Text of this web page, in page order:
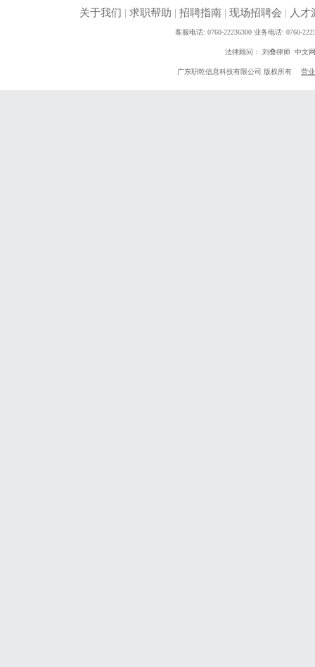
关于我们 | 求职帮助 | 招聘指南| 现场招聘会 | 人才
客服电话: 0760-22236300 业务电话: 0760-
法律顾问： 刘叠律师 中文
广东职乾信息科技有限公司 版权所有 营